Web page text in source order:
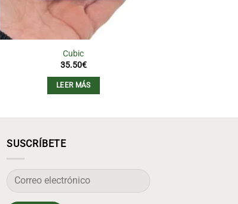
Cubic
35.50€
LEER MÁS
SUSCRÍBETE